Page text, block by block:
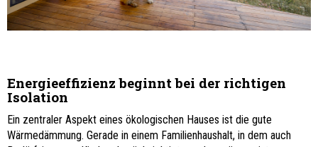
Energieeffizienz beginnt bei der richtigen
Isolation
Ein zentraler Aspekt eines ökologischen Hauses ist die gute
Wärmedämmung. Gerade in einem Familienhaushalt, in dem auch